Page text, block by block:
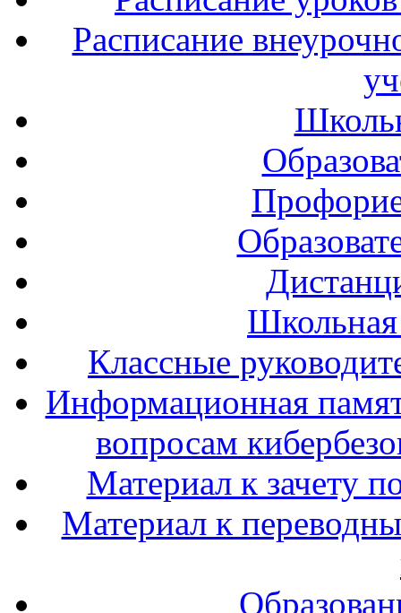
Расписание
Классные
Информационная
вопросам
Материал к зачету
Материал к